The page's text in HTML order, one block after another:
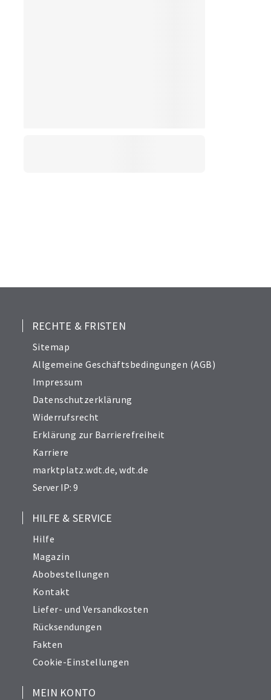
RECHTE & FRISTEN
Sitemap
Allgemeine Geschäftsbedingungen (AGB)
Impressum
Datenschutzerklärung
Widerrufsrecht
Erklärung zur Barrierefreiheit
Karriere
marktplatz.wdt.de,wdt.de
Server IP: 9
HILFE & SERVICE
Hilfe
Magazin
Abobestellungen
Kontakt
Liefer- und Versandkosten
Rücksendungen
Fakten
Cookie-Einstellungen
MEIN KONTO